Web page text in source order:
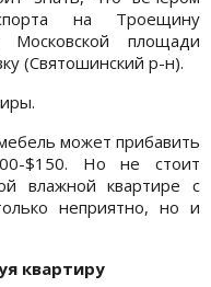
на Троещину
площади
(Святошинский р-н).
может прибавить
$150. Но не стоит
влажной квартире с
неприятно, но и
квартиру